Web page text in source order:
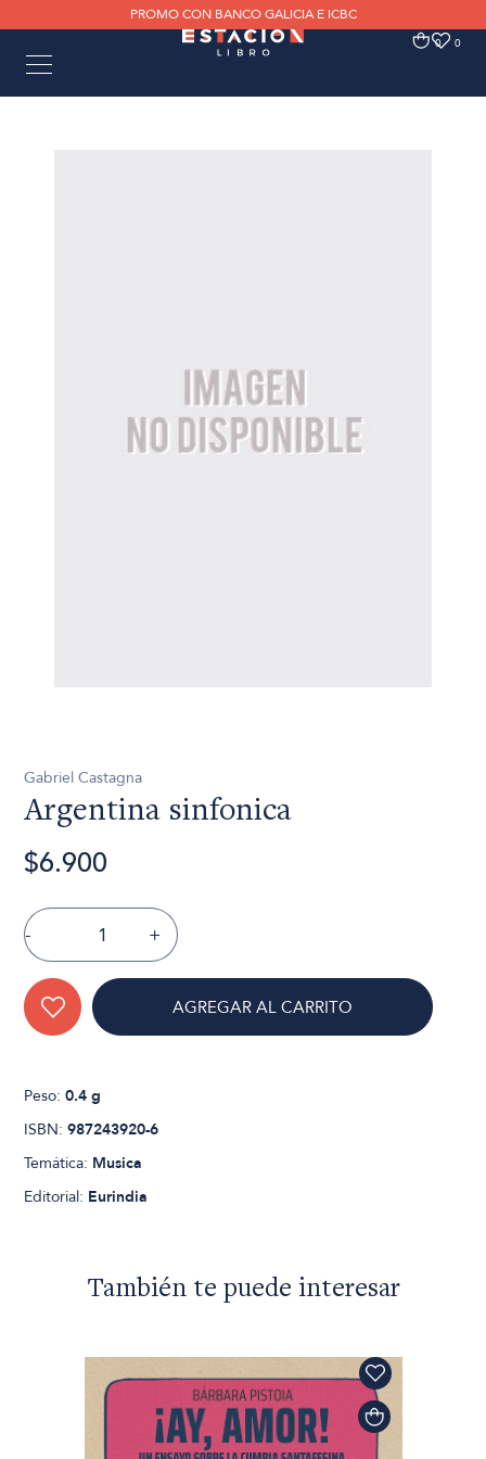
PROMO CON BANCO GALICIA E ICBC
0 0
Gabriel Castagna
Argentina sinfonica
$6.900
- +
AGREGAR AL CARRITO
Peso:0.4 g
ISBN:987243920-6
Temática: Musica
Editorial: Eurindia
También te puede interesar